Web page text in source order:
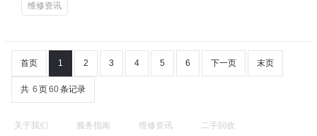
维修资讯
首页 1 2 3 4 5 6 下一页 末页
共 6 页60条记录
关于我们 服务指南 维修资讯 二手回收